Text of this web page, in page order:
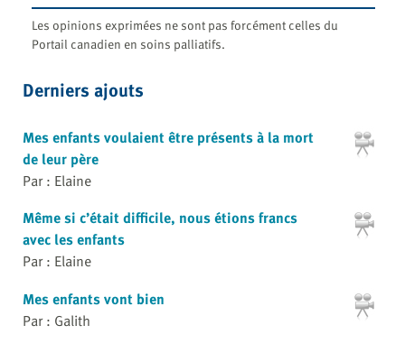
Les opinions exprimées ne sont pas forcément celles du
Portail canadien en soins palliatifs.
Derniers ajouts
Mes enfants voulaient être présents à la mort
de leur père
Par : Elaine
Même si c’était difficile, nous étions francs
avec les enfants
Par : Elaine
Mes enfants vont bien
Par : Galith